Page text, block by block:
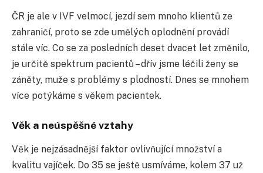
ČR je ale v IVF velmocí, jezdí sem mnoho klientů ze
zahraničí, proto se zde umělých oplodnění provádí
stále víc. Co se za posledních deset dvacet let změnilo,
je určitě spektrum pacientů – dřív jsme léčili ženy se
záněty, muže s problémy s plodností. Dnes se mnohem
více potýkáme s věkem pacientek.
Věk a neúspěšné vztahy
Věk je nejzásadnější faktor ovlivňující množství a
kvalitu vajíček. Do 35 se ještě usmíváme, kolem 37 už